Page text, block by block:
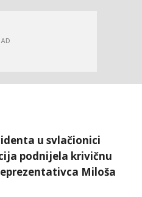
u svlačionici
podnijela krivičnu
Miloša